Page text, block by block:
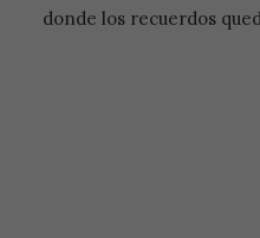
donde los recuerdos